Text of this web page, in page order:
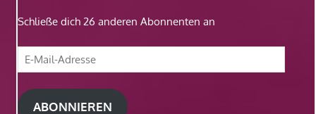
Schließe dich 26 anderen Abonnenten an
E-
Mail-
Adresse
ABONNIEREN